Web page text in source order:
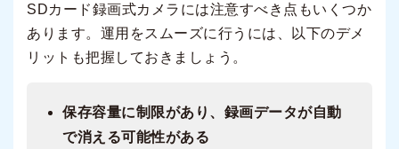
SDカード録画式カメラには注意すべき点もいくつか
あります。運用をスムーズに行うには、以下のデメ
リットも把握しておきましょう。
保存容量に制限があり、録画データが自動
で消える可能性がある